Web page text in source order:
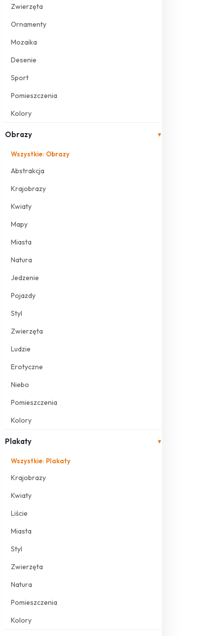
Zwierzęta
Ornamenty
Mozaika
Desenie
Sport
Pomieszczenia
Kolory
Obrazy ▾
Wszystkie: Obrazy
Abstrakcja
Krajobrazy
Kwiaty
Mapy
Miasta
Natura
Jedzenie
Pojazdy
Styl
Zwierzęta
Ludzie
Erotyczne
Niebo
Pomieszczenia
Kolory
Plakaty ▾
Wszystkie: Plakaty
Krajobrazy
Kwiaty
Liście
Miasta
Styl
Zwierzęta
Natura
Pomieszczenia
Kolory